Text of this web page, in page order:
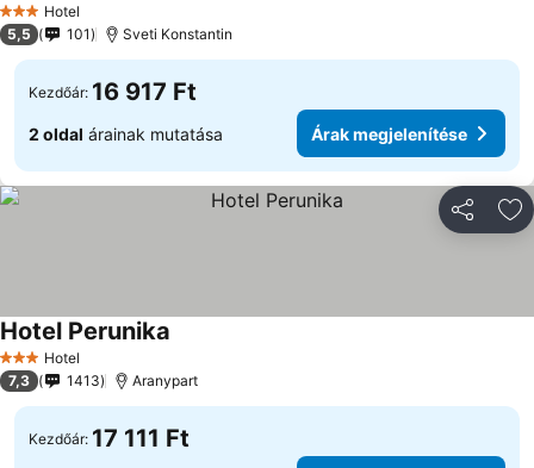
3 Kategória
Hotel
5,5 101 Sveti Konstantin
Kezdőár: 16 917 Ft
2 oldal árainak mutatása Árak megjelenítése
3 Kategória
Hotel
Hotel Perunika
7,3 1413 Aranypart
Kezdőár: 17 111 Ft